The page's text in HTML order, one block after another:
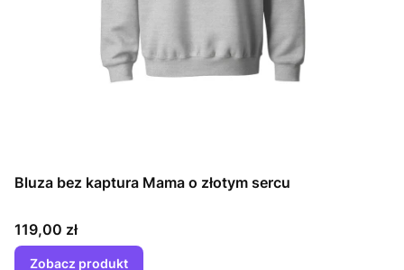
Bluza bez kaptura Mama o złotym sercu
Cena
119,00 zł
Zobacz produkt